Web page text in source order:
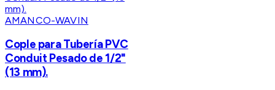
AMANCO-WAVIN
Cople para Tubería PVC
Conduit Pesado de 1/2"
(13 mm).